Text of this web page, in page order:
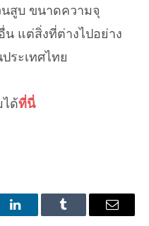
สูบ ขนาดความจุ
น แต่สิ่งที่ต่างไปอย่าง
ระเทศไทย
ด้ที่นี่
LinkedInTumblr Email